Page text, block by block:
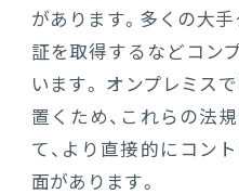
があります。多くの大
証を取得するなどコン
います。 オンプレミス
置くため、これらの法
て、より直接的にコン
面があります。